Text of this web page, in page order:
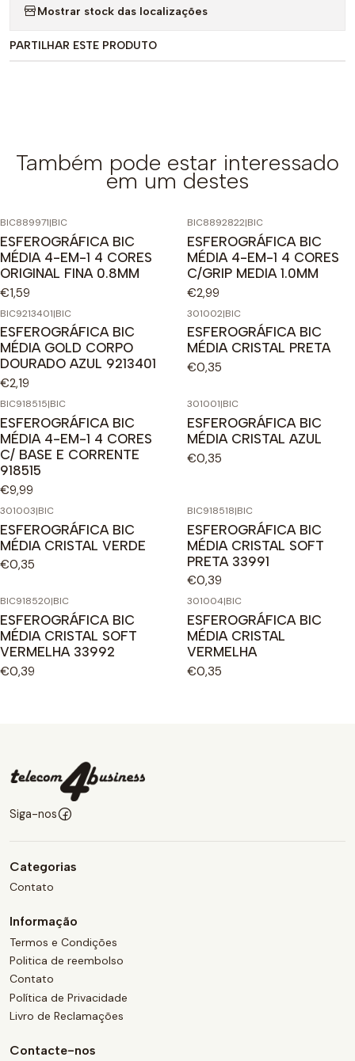
Mostrar stock das localizações
PARTILHAR ESTE PRODUTO
Também pode estar interessado
em um destes
BIC889971|BIC
ESFEROGRÁFICA BIC
MÉDIA 4-EM-1 4 CORES
ORIGINAL FINA 0.8MM
€1,59
BIC8892822|BIC
ESFEROGRÁFICA BIC
MÉDIA 4-EM-1 4 CORES
C/GRIP MEDIA 1.0MM
€2,99
BIC9213401|BIC
ESFEROGRÁFICA BIC
MÉDIA GOLD CORPO
DOURADO AZUL 9213401
€2,19
301002|BIC
ESFEROGRÁFICA BIC
MÉDIA CRISTAL PRETA
€0,35
BIC918515|BIC
ESFEROGRÁFICA BIC
MÉDIA 4-EM-1 4 CORES
C/ BASE E CORRENTE
918515
€9,99
301001|BIC
ESFEROGRÁFICA BIC
MÉDIA CRISTAL AZUL
€0,35
301003|BIC
ESFEROGRÁFICA BIC
MÉDIA CRISTAL VERDE
€0,35
BIC918518|BIC
ESFEROGRÁFICA BIC
MÉDIA CRISTAL SOFT
PRETA 33991
€0,39
BIC918520|BIC
ESFEROGRÁFICA BIC
MÉDIA CRISTAL SOFT
VERMELHA 33992
€0,39
301004|BIC
ESFEROGRÁFICA BIC
MÉDIA CRISTAL
VERMELHA
€0,35
Siga-nos
Categorias
Contato
Informação
Termos e Condições
Politica de reembolso
Contato
Política de Privacidade
Livro de Reclamações
Contacte-nos